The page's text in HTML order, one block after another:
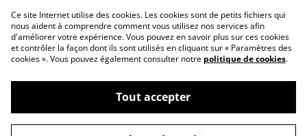
Mentions légales
Respect vie privée
Politique des cookies
Contact
©2026Boutique - Atelier Eclats de paille
Ce site Internet utilise des cookies. Les cookies sont de petits fichiers qui
nous aident à comprendre comment vous utilisez nos services afin
d'améliorer votre expérience. Vous pouvez en savoir plus sur ces cookies
et contrôler la façon dont ils sont utilisés en cliquant sur « Paramètres des
cookies ». Vous pouvez également consulter notre politique de cookies.
Tout accepter